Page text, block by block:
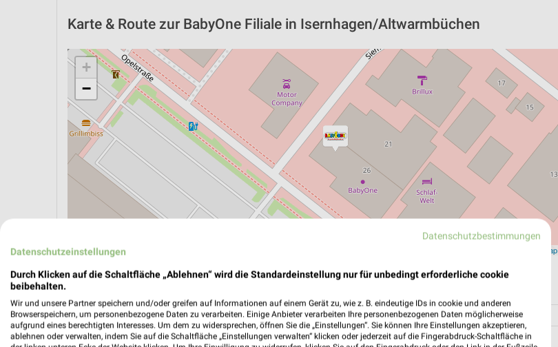
Karte & Route zur BabyOne Filiale in Isernhagen/Altwarmbüchen
+
−
OpenStreetMap
ÖPNV ANZEIGEN LADESÄULEN ANZEIGEN NAVIGATION MIT GOOGLE/IOS MAPS
Datenschutzbestimmungen
Datenschutzeinstellungen
Durch Klicken auf die Schaltfläche „Ablehnen“ wird die Standardeinstellung nur für unbedingt erforderliche cookie
beibehalten.
Wir und unsere Partner speichern und/oder greifen auf Informationen auf einem Gerät zu, wie z. B. eindeutige IDs in cookie und anderen
Browserspeichern, um personenbezogene Daten zu verarbeiten. Einige Anbieter verarbeiten Ihre personenbezogenen Daten möglicherweise
aufgrund eines berechtigten Interesses. Um dem zu widersprechen, öffnen Sie die „Einstellungen“. Sie können Ihre Einstellungen akzeptieren,
ablehnen oder verwalten, indem Sie auf die Schaltfläche „Einstellungen verwalten“ klicken oder jederzeit auf die Fingerabdruck-Schaltfläche in